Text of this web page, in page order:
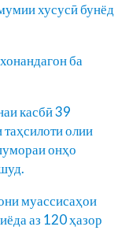
хусусӣ бунёд
ба
касбӣ 39
олии
онҳо
муассисаҳои
аз 120 ҳазор